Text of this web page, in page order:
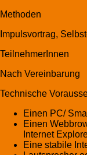
Methoden
Impulsvortrag,
TeilnehmerInnen
Nach Vereinbarung
Technische
Einen PC/
Einen
Internet
Eine stabile